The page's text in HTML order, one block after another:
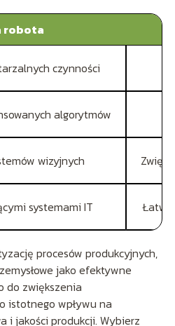
robota
czynności
algorytmów
wizyjnych
systemami IT
procesów produkcyjnych,
jako efektywne
do zwiększenia
istotnego wpływu na
i jakości produkcji. Wybierz